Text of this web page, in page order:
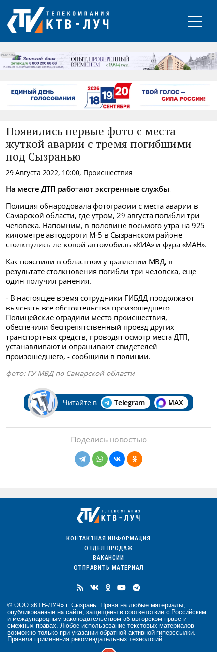
РЕКЛАМА
Появились первые фото с места
жуткой аварии с тремя погибшими
под Сызранью
29 Августа 2022, 10:00, Происшествия
На месте ДТП работают экстренные службы.
Полиция обнародовала фотографии с места аварии в
Самарской области, где утром, 29 августа погибли три
человека. Напомним, в половине восьмого утра на 925
километре автодороги М-5 в Сызранском районе
столкнулись легковой автомобиль «КИА» и фура «МАН».
Как пояснили в областном управлении МВД, в
результате столкновения погибли три человека, еще
один получил ранения.
- В настоящее время сотрудники ГИБДД продолжают
выяснять все обстоятельства произошедшего.
Полицейские оградили место происшествия,
обеспечили беспрепятственный проезд других
транспортных средств, проводят осмотр места ДТП,
устанавливают и опрашивают свидетелей
произошедшего, - сообщили в полиции.
фото: ГУ МВД по Самарской области
Читайте в Telegram MAX
Поделись новостью
КОНТАКТНАЯ ИНФОРМАЦИЯ
ОТДЕЛ ПРОДАЖ
ВАКАНСИИ
ОТПРАВИТЬ МАТЕРИАЛ
© ООО «КТВ-ЛУЧ» г. Сызрань. Права на любые материалы
опубликованные на сайте, защищены в соответствии с Российским
и международным законодательством об авторском праве и
смежных правах. Любое использование текстовых материалов
возможно только при указании обратной активной гиперссылки.
Правила применения рекомендательных технологий